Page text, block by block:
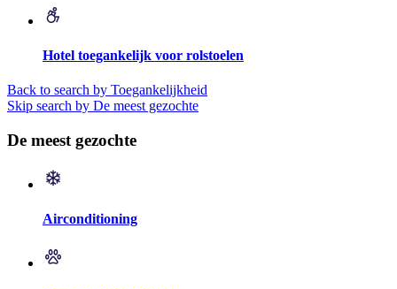
Hotel toegankelijk voor rolstoelen
Back to search by Toegankelijkheid
Skip search by De meest gezochte
De meest gezochte
Airconditioning